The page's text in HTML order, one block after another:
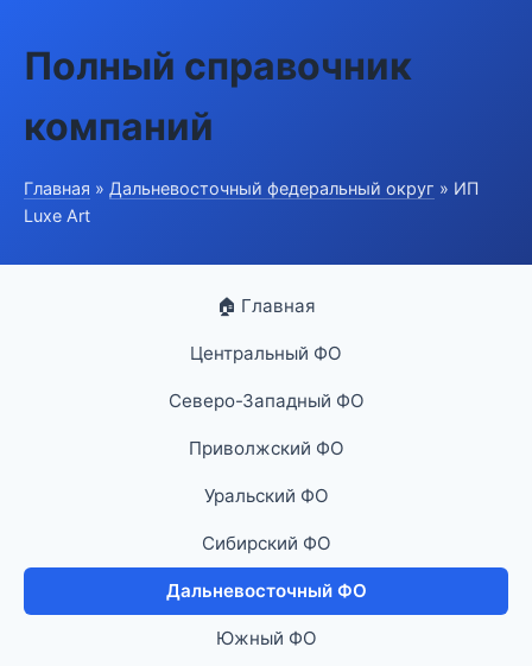
Полный справочник
компаний
Главная » Дальневосточный федеральный округ » ИП
Luxe Art
🏠 Главная
Центральный ФО
Северо-Западный ФО
Приволжский ФО
Уральский ФО
Сибирский ФО
Дальневосточный ФО
Южный ФО